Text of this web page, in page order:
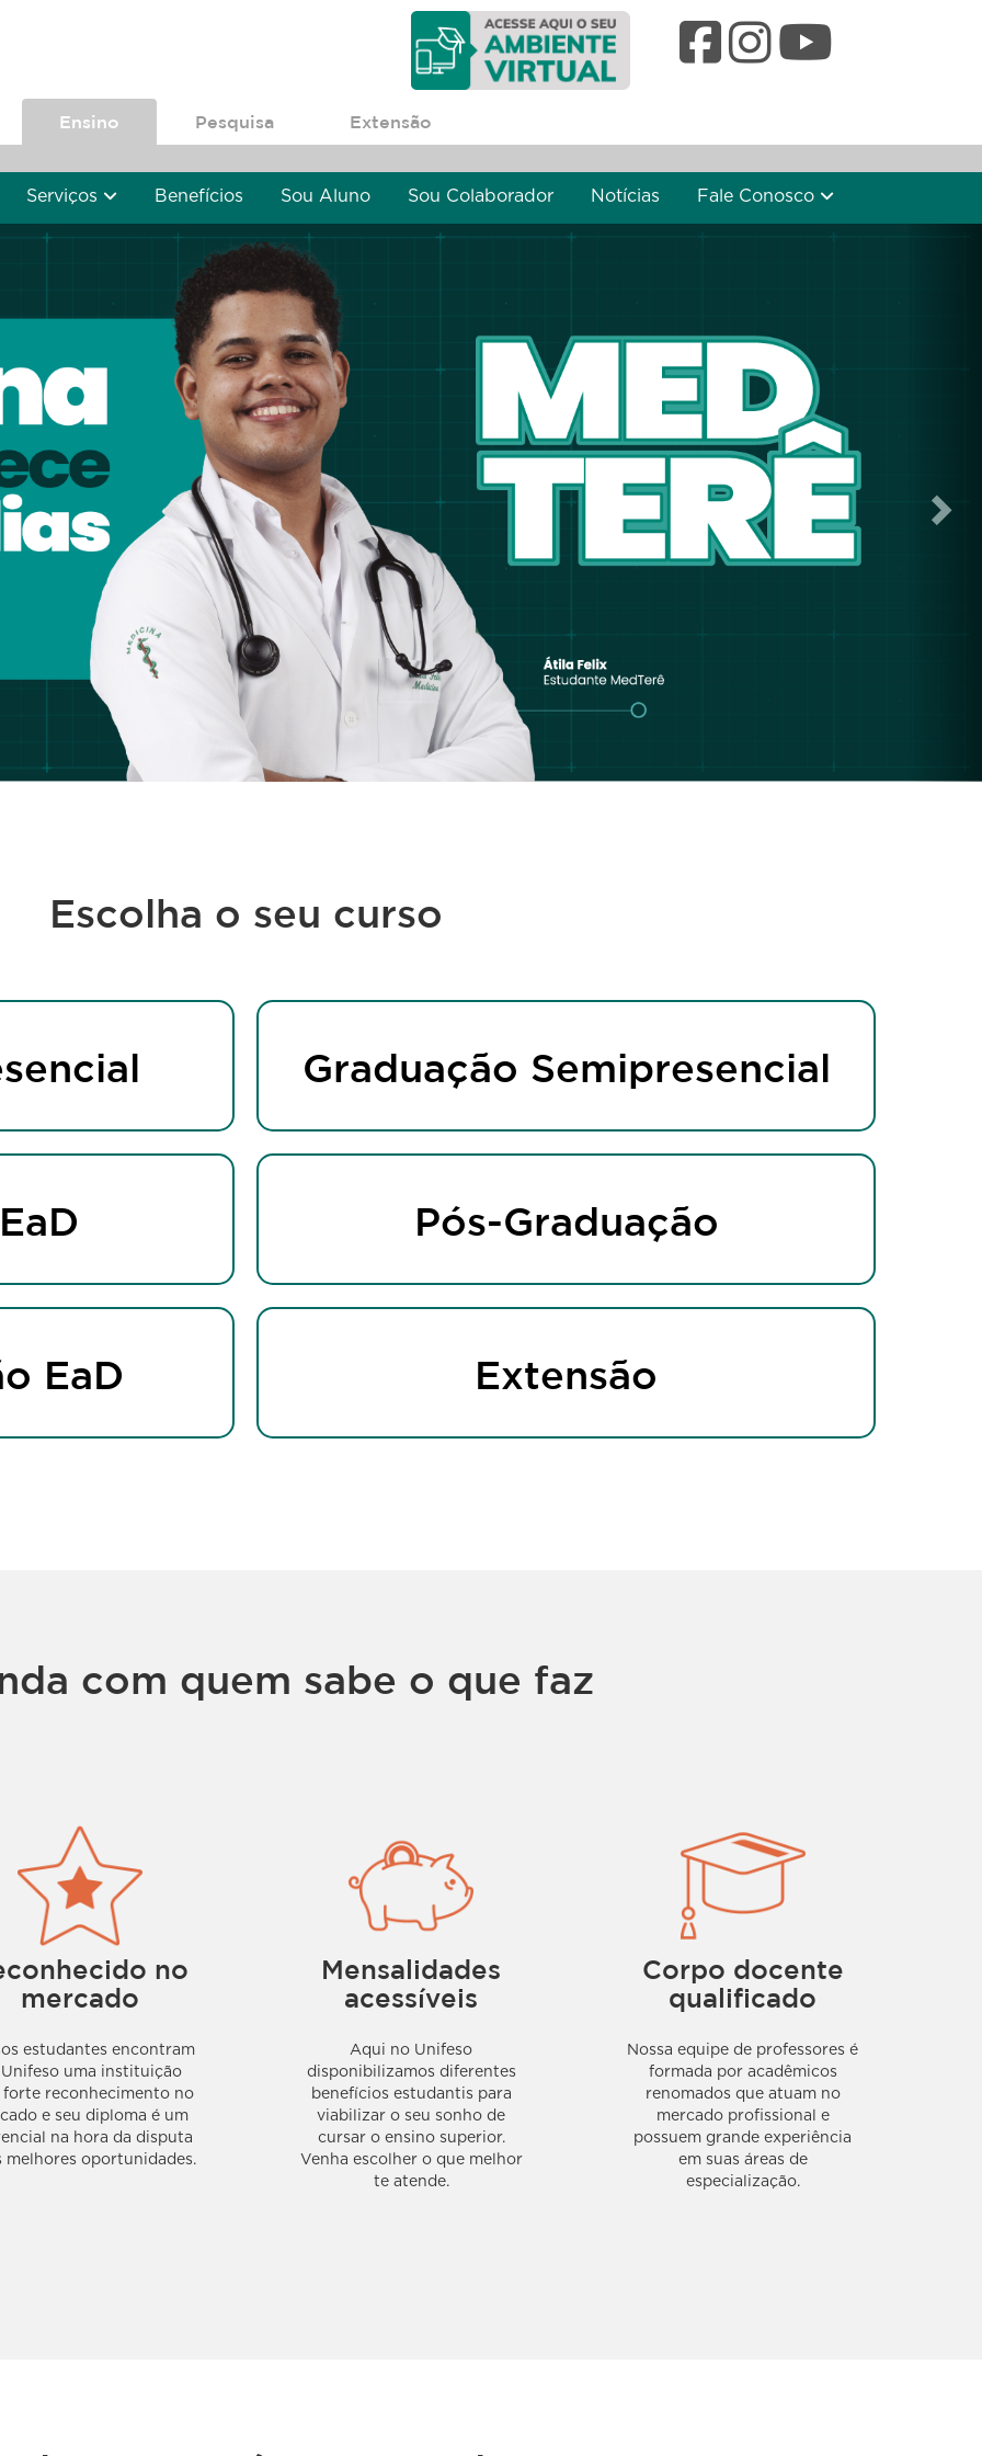
Ensino Pesquisa Extensão
Serviços Benefícios Sou Aluno Sou Colaborador Notícias Fale Conosco
Escolha o seu curso
Graduação Semipresencial
Pós-Graduação
EaD Extensão
com quem sabe o que faz
no
mercado
estudantes encontram
uma instituição
forte reconhecimento no
e seu diploma é um
na hora da disputa
melhores oportunidades.
Mensalidades
acessíveis
Aqui no Unifeso
disponibilizamos diferentes
benefícios estudantis para
viabilizar o seu sonho de
cursar o ensino superior.
Venha escolher o que melhor
te atende.
Corpo docente
qualificado
Nossa equipe de professores é
formada por acadêmicos
renomados que atuam no
mercado profissional e
possuem grande experiência
em suas áreas de
especialização.